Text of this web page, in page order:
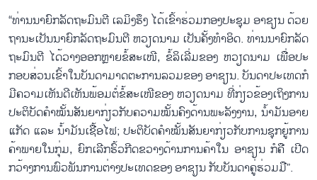
“ທ່ານ​ນາ​ຍົກ​ລັດ​ຖະ​ມົນ​ຕີ ເລ​ມິງ​ຮຶງ ໄດ້​ເຂົ້າ​ຮ່ວມກອ​ງ​ປະ​ຊຸມ ອາ​ຊຽນ ດ້ວຍ​
ຖາ​ນະ​ເປັນ​ນາ​ຍົກ​ລັດ​ຖະ​ມົນ​ຕີ ຫວຽດ​ນາມ ເປັນ​ຄັ້ງ​ທຳ​ອິດ. ທ່ານ​ນາ​ຍົກ​ລັດ​
ຖະ​ມົນ​ຕີ ໄດ້​ວາງ​ອອກຫຼາຍ​ຂໍ້​ສະ​ເໜີ, ຂໍ້​ລິ​ເລີ່ມ​ຂອງ ຫວຽດ​ນາມ ເພື່ອ​ປະ​
ກອບ​ສ່ວນ​ເຂົ້າ​ໃນ​ບັນ​ດາ​ມາດ​ຕະ​ການ​ລວມ​ຂ​ອງ ອາ​ຊຽນ. ບັນ​ດາ​ປະ​ເທດ​ກໍ​
ມ​ີ​ຄວາມ​ເຫັນ​ດີ​ເຫັນ​ພ້ອມ​ຕໍ່​ຂໍ້​ສະ​ເໜີ​ຂອງ ຫວຽດ​ນາມ ທີ່​ກ່ຽວ​ຂ້ອງ​ເຖິງ​ການ​
ປະ​ຕິ​ບັດ​ຄຳ​ໝັ້​ນ​ສັນ​ຍາ​ກ່ຽວ​ກັບ​ຄວາມ​ໝັ້ນ​ຄົງ​ດ້ານ​ພະ​ລັງ​ງານ, ນ້ຳ​ມັນ​ອາຍ​
ແກັດ ແລະ ນ້ຳ​ມັນ​ເຊື້ອ​ໄຟ; ປະ​ຕ​ິ​ບັ​ດ​ຄຳ​ໝັ້ນ​ສັນ​ຍາ​ກ່ຽວ​ກັບ​ການ​ຊຸກ​ຍູ້​ການ​
ຄ້າ​ພາຍ​ໃນ​ກຸ່ມ, ຍົກ​ເລີກ​ຮົ້ວ​ກີດ​ຂວາງ​ດ້ານ​ການ​ຄ້າ​ໃນ ອາ​ຊຽນ ກໍ​ຄື ເປີດ
ກວ້າງ​ການ​ພົວ​ພັນ​ການ​ຕ່າງ​ປະ​ເທດ​ຂອງ ອາ​ຊຽນ ກັບ​ບັນ​ດາ​ຄູ່​ຮ່ວມ​ມື”.